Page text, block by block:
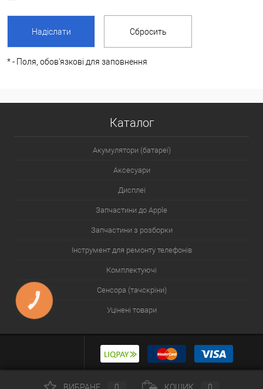
*- Поля, обов'язкові для заповнення
Каталог
Акумулятори (батареї)
Аксесуари
Дисплеї
Запчастини до Apple
Запчастини з розборки
Інструмент для ремонту телефонів
Комплектуючі
Сенсора (тачскріни)
Уцінені товари
ВИБРАНЕ 0 КОШИК 0
КНОПКА
ЗВ'ЯЗКУ